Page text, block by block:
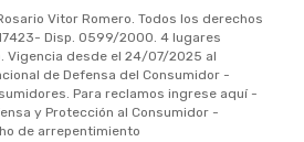
Vitor Romero. Todos los derechos
Disp. 0599/2000. 4 lugares
Vigencia desde el 24/07/2025 al
de Defensa del Consumidor -
Para reclamos ingrese aquí -
y Protección al Consumidor -
de arrepentimiento